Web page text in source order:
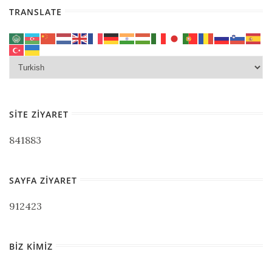
TRANSLATE
SITE ZIYARET
841883
SAYFA ZIYARET
912423
BIZ KIMIZ